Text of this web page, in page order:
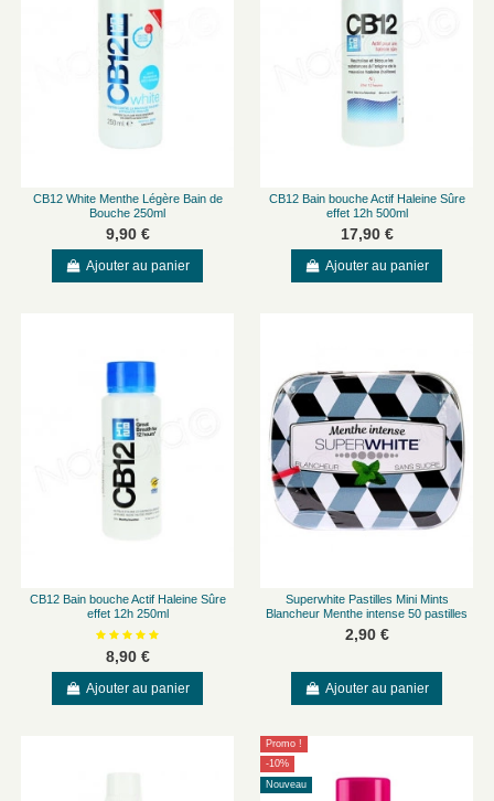
CB12 White Menthe Légère Bain de
Bouche 250ml
9,90 €
Ajouter au panier
CB12 Bain bouche Actif Haleine Sûre
effet 12h 500ml
17,90 €
Ajouter au panier
CB12 Bain bouche Actif Haleine Sûre
effet 12h 250ml
8,90 €
Ajouter au panier
Superwhite Pastilles Mini Mints
Blancheur Menthe intense 50 pastilles
2,90 €
Ajouter au panier
Promo !
-10%
Nouveau